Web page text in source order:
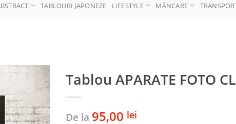
TABLOURI JAPONEZE LIFESTYLE MÂNCARE
Adaugă
Tablou APARATE FOTO
De la 95,00 lei